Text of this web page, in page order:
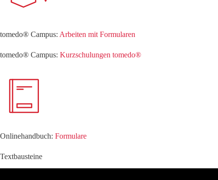
tomedo® Campus: Arbeiten mit Formularen
tomedo® Campus: Kurzschulungen tomedo®
Onlinehandbuch: Formulare
Textbausteine